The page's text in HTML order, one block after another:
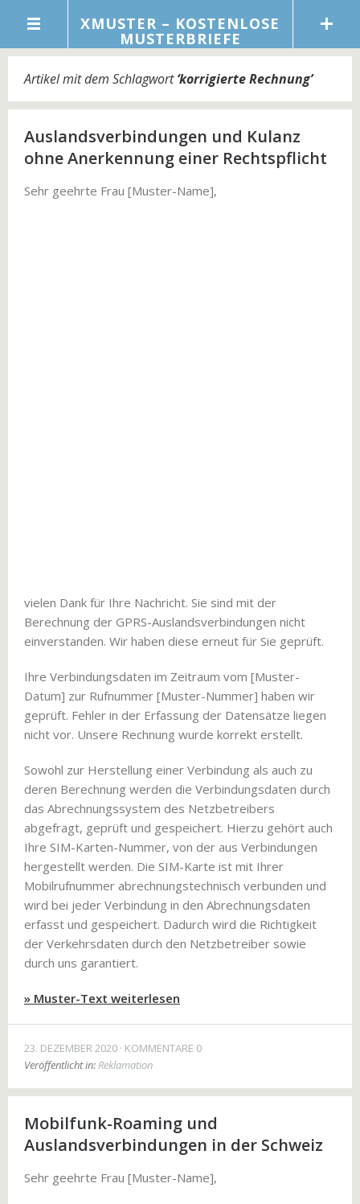
XMUSTER – KOSTENLOSE
MUSTERBRIEFE
Artikel mit dem Schlagwort‘korrigierte Rechnung’
Auslandsverbindungen und Kulanz
ohne Anerkennung einer Rechtspflicht
Sehr geehrte Frau [Muster-Name],
vielen Dank für Ihre Nachricht. Sie sind mit der
Berechnung der GPRS-Auslandsverbindungen nicht
einverstanden. Wir haben diese erneut für Sie geprüft.
Ihre Verbindungsdaten im Zeitraum vom [Muster-
Datum] zur Rufnummer [Muster-Nummer] haben wir
geprüft. Fehler in der Erfassung der Datensätze liegen
nicht vor. Unsere Rechnung wurde korrekt erstellt.
Sowohl zur Herstellung einer Verbindung als auch zu
deren Berechnung werden die Verbindungsdaten durch
das Abrechnungssystem des Netzbetreibers
abgefragt, geprüft und gespeichert. Hierzu gehört auch
Ihre SIM-Karten-Nummer, von der aus Verbindungen
hergestellt werden. Die SIM-Karte ist mit Ihrer
Mobilrufnummer abrechnungstechnisch verbunden und
wird bei jeder Verbindung in den Abrechnungsdaten
erfasst und gespeichert. Dadurch wird die Richtigkeit
der Verkehrsdaten durch den Netzbetreiber sowie
durch uns garantiert.
» Muster-Text weiterlesen
23. DEZEMBER 2020 KOMMENTARE 0
Veröffentlicht in:Reklamation
Mobilfunk-Roaming und
Auslandsverbindungen in der Schweiz
Sehr geehrte Frau [Muster-Name],